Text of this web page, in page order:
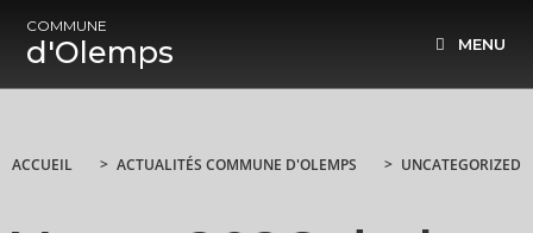
COMMUNE
d'Olemps MENU
ACCUEIL > ACTUALITÉS COMMUNE D'OLEMPS > UNCATEGORIZED